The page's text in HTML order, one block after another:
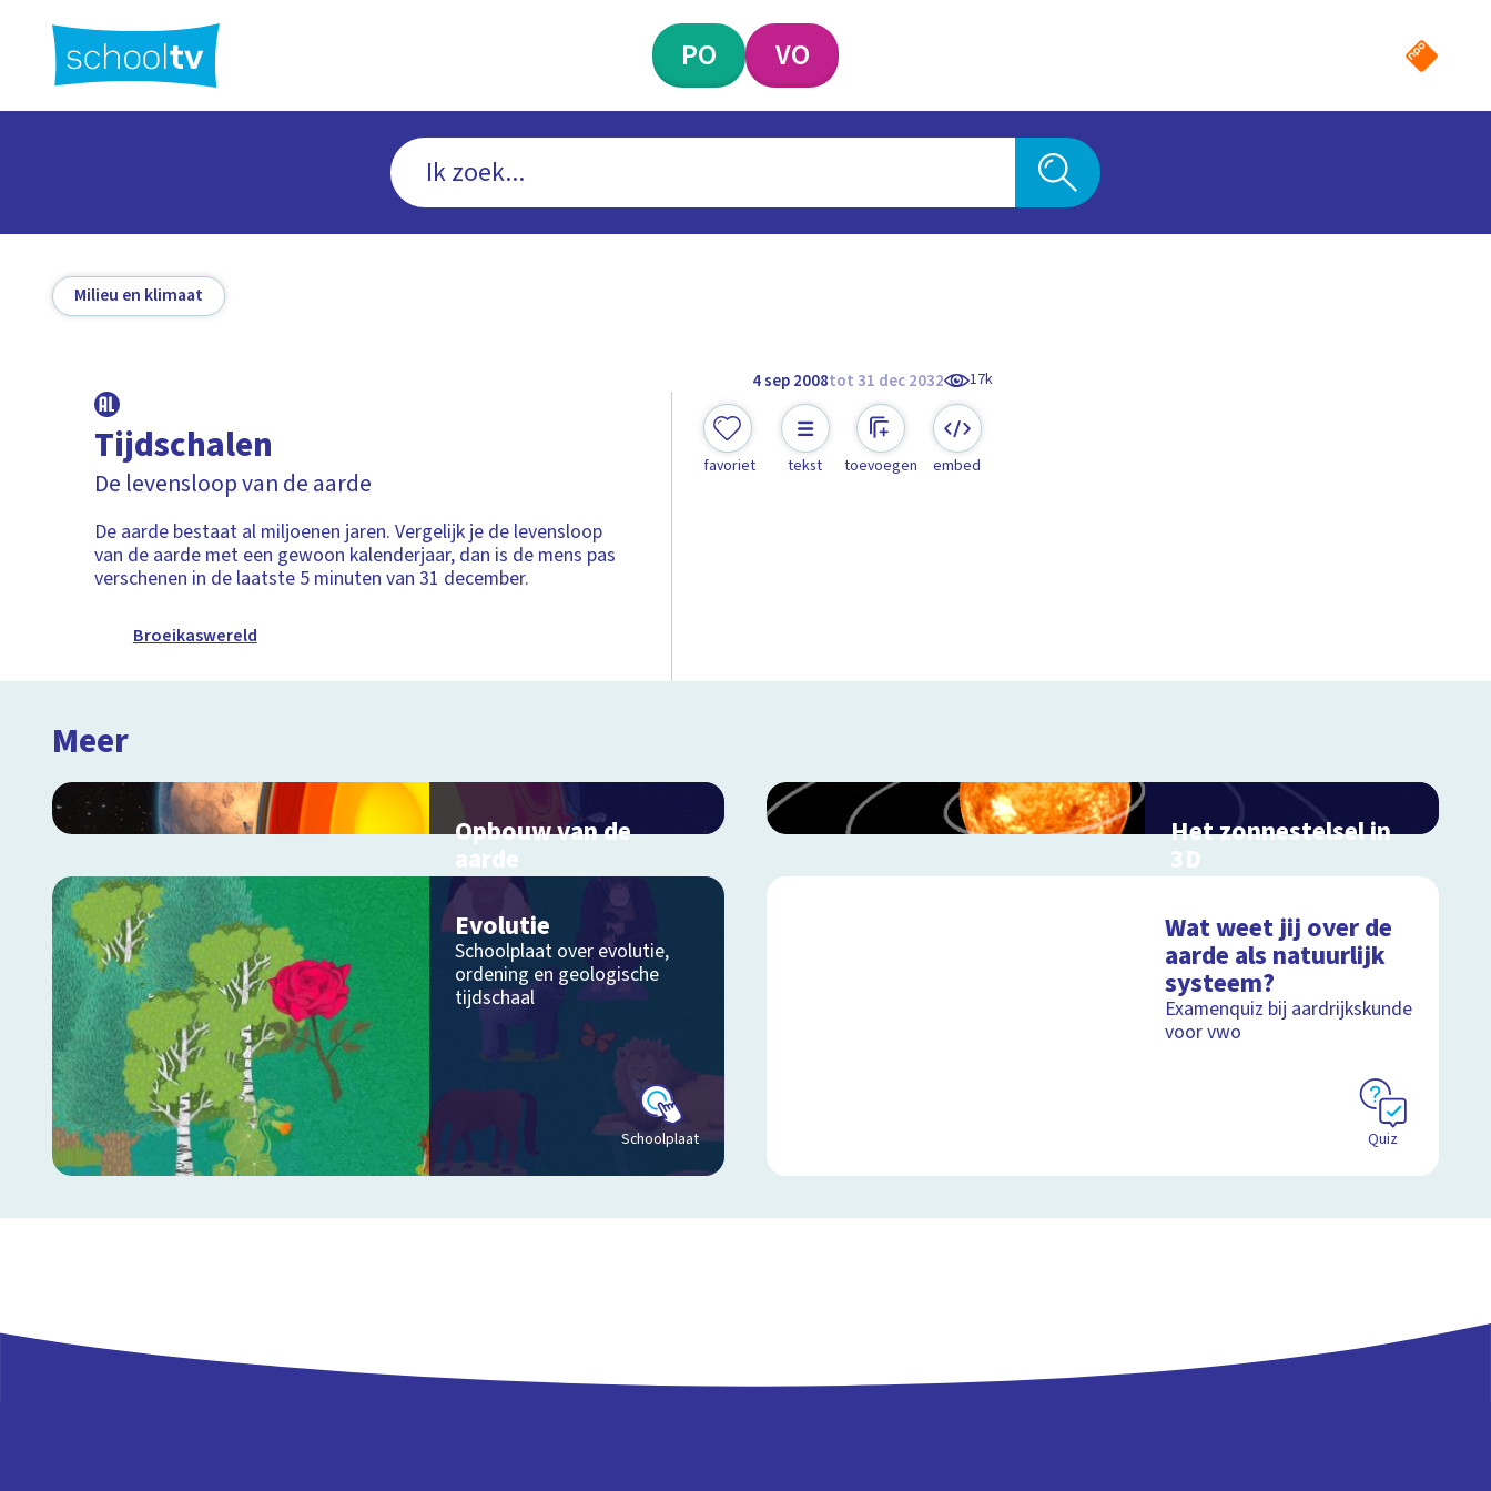
hoofdinhoud
PO VO
Milieu en klimaat
4 sep 2008tot 31 dec 2032 17k
Tijdschalen
De levensloop van de aarde
De aarde bestaat al miljoenen jaren. Vergelijk je de levensloop
van de aarde met een gewoon kalenderjaar, dan is de mens pas
verschenen in de laatste 5 minuten van 31 december.
Broeikaswereld
favoriet tekst toevoegen embed
Meer
Opbouw van de
aarde
Interactieve schoolplaat over
aardlagen
Schoolplaat
Het zonnestelsel in
3D
Reis mee door ons
Evolutie
Schoolplaat over evolutie,
ordening en geologische
tijdschaal
Schoolplaat
Wat weet jij over de
aarde als natuurlijk
systeem?
Examenquiz bij aardrijkskunde
voor vwo
Quiz